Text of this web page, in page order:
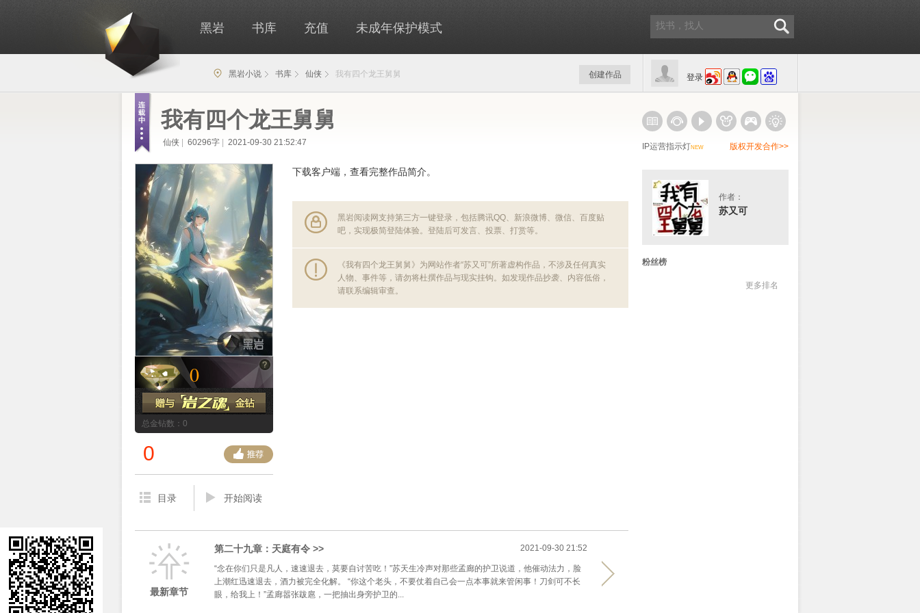
黑岩 书库 充值 未成年保护模式
登录
黑岩小说 书库 仙侠 我有四个龙王舅舅 创建作品
我有四个龙王舅舅
仙侠 60296字 2021-09-30 21:52:47
0
总金钻数：0
0
目录 开始阅读
下载客户端，查看完整作品简介。
黑岩阅读网支持第三方一键登录，包括腾讯QQ、新浪微博、微信、百度贴
吧，实现极简登陆体验。登陆后可发言、投票、打赏等。
《我有四个龙王舅舅》为网站作者“苏又可”所著虚构作品，不涉及任何真实
人物、事件等，请勿将杜撰作品与现实挂钩。如发现作品抄袭、内容低俗，
请联系编辑审查。
最新章节
2021-09-30 21:52
第二十九章：天庭有令 >>
“念在你们只是凡人，速速退去，莫要自讨苦吃！”苏天生冷声对那些孟廊的护卫说道，他催动法力，脸
上潮红迅速退去，酒力被完全化解。 “你这个老头，不要仗着自己会一点本事就来管闲事！刀剑可不长
眼，给我上！”孟廊嚣张跋扈，一把抽出身旁护卫的...
IP运营指示灯NEW 版权开发合作>>
作者：
苏又可
粉丝榜
更多排名